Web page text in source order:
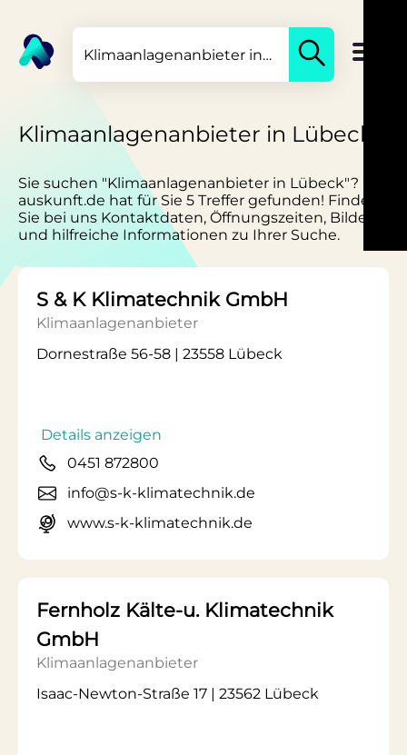
Klimaanlagenanbieter in Lübeck
Sie suchen "Klimaanlagenanbieter in Lübeck"?
auskunft.de hat für Sie 5 Treffer gefunden! Finden
Sie bei uns Kontaktdaten, Öffnungszeiten, Bilder
und hilfreiche Informationen zu Ihrer Suche.
S & K Klimatechnik GmbH
Klimaanlagenanbieter
Dornestraße 56-58 | 23558 Lübeck
Details anzeigen
0451 872800
info@s-k-klimatechnik.de
www.s-k-klimatechnik.de
Fernholz Kälte-u. Klimatechnik
GmbH
Klimaanlagenanbieter
Isaac-Newton-Straße 17 | 23562 Lübeck